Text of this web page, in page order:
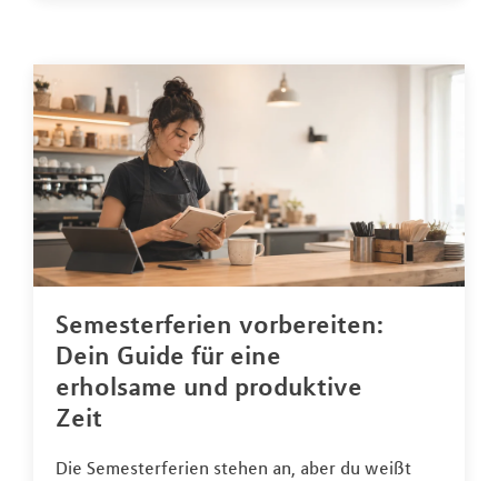
Semesterferien vorbereiten:
Dein Guide für eine
erholsame und produktive
Zeit
Die Semesterferien stehen an, aber du weißt